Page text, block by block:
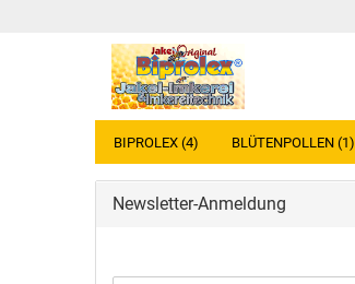
BIPROLEX (4) BLÜTENPOLLEN (1)
Newsletter-Anmeldung